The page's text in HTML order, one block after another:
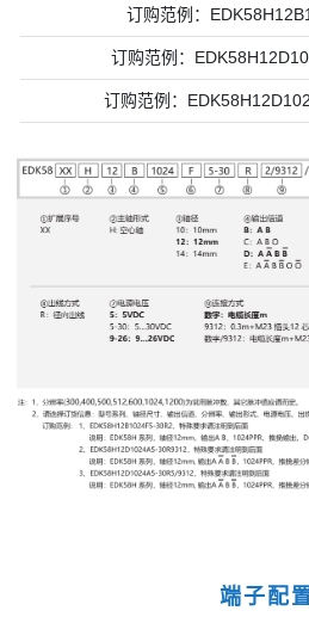
订购范例：
订购范例：
订购范例：
端子配